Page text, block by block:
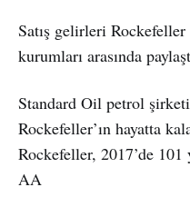
Satış gelirleri
kurumları arasında
Standard Oil petrol
Rockefeller’ın hayatta
Rockefeller, 2017’de 101
AA